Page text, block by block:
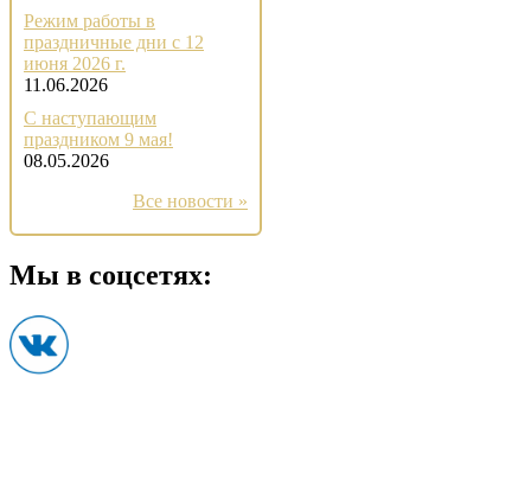
Режим работы в
праздничные дни с 12
июня 2026 г.
11.06.2026
С наступающим
праздником 9 мая!
08.05.2026
Все новости »
Мы в соцсетях: